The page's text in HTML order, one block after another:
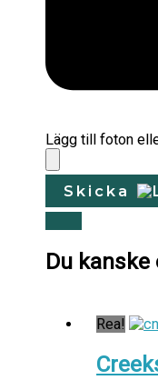
Lägg till foton
Skicka
Du
Rea!